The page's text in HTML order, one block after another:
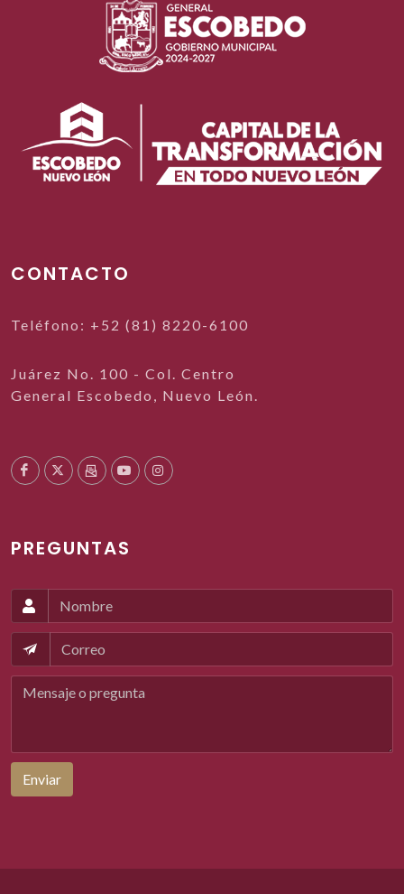
CONTACTO
Teléfono: +52 (81) 8220-6100
Juárez No. 100 - Col. Centro
General Escobedo, Nuevo León.
PREGUNTAS
Enviar